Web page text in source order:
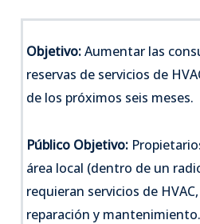
Objetivo:Aumentar las
reservas de servicios de
de los próximos seis meses.
Público Objetivo:
área local (dentro de un
requieran servicios de
reparación y mantenimiento.